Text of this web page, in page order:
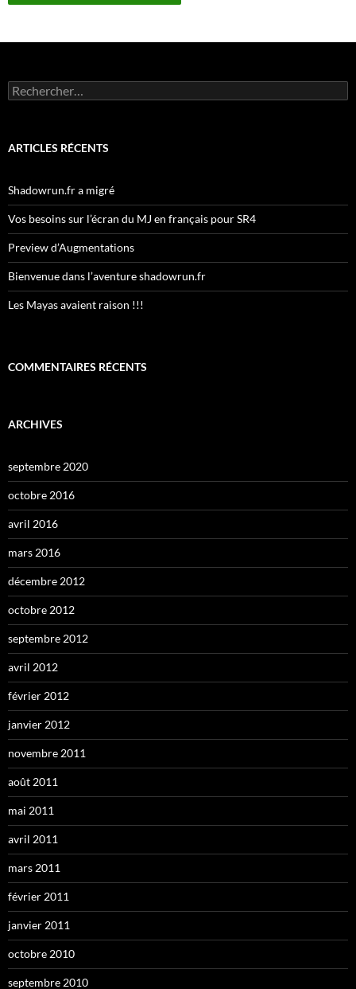
Rechercher :
ARTICLES RÉCENTS
Shadowrun.fr a migré
Vos besoins sur l’écran du MJ en français pour SR4
Preview d’Augmentations
Bienvenue dans l’aventure shadowrun.fr
Les Mayas avaient raison !!!
COMMENTAIRES RÉCENTS
ARCHIVES
septembre 2020
octobre 2016
avril 2016
mars 2016
décembre 2012
octobre 2012
septembre 2012
avril 2012
février 2012
janvier 2012
novembre 2011
août 2011
mai 2011
avril 2011
mars 2011
février 2011
janvier 2011
octobre 2010
septembre 2010